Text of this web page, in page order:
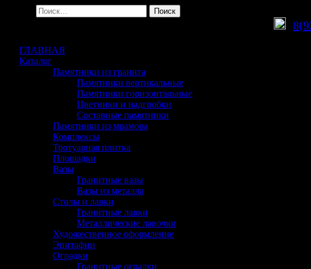
ГЛАВНАЯ
Каталог
Памятники из гранита
Памятники вертикальные
Памятники горизонтальные
Цветники и надгробки
Составные памятники
Памятники из мрамора
Комплексы
Тротуарная плитка
Площадки
Вазы
Гранитные вазы
Вазы из металла
Столы и лавки
Гранитные лавки
Металлические лавочки
Художественное оформление
Эпитафии
Оградки
Гранитные оградки